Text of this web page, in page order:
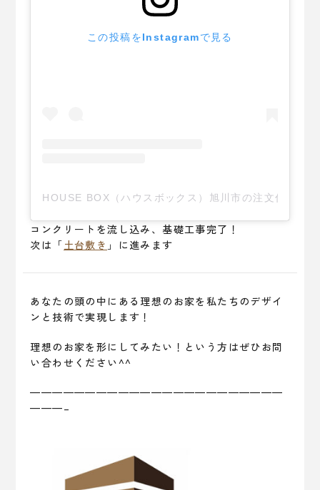
この投稿をInstagramで見る
HOUSE BOX（ハウスボックス）旭川市の注文住宅
コンクリートを流し込み、基礎工事完了！
次は「 土台敷き 」に進みます
あなたの頭の中にある理想のお家を私たちのデザイ
ンと技術で実現します！
理想のお家を形にしてみたい！という方はぜひお問
い合わせください^^
———————————————————————
———–